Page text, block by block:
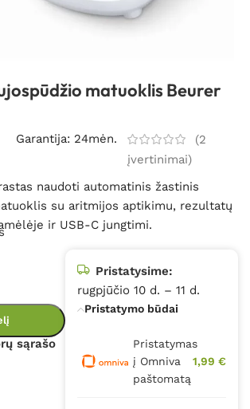
matuoklis Beurer
Garantija: 24mėn. (2
įvertinimai)
naudoti automatinis žastinis
su aritmijos aptikimu, rezultatų
ir USB-C jungtimi.
sąrašo
Pristatysime:
rugpjūčio 10 d. – 11 d.
Pristatymo būdai
Pristatymas
į Omniva
paštomatą
1,99 €